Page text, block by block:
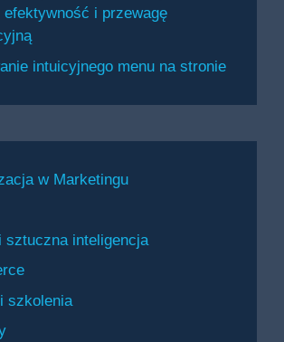
i przewagę
intuicyjnego menu na stronie
w Marketingu
sztuczna inteligencja
szkolenia